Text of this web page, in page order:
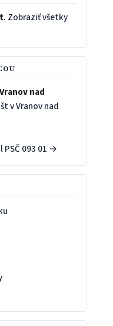
. Zobraziť všetky
Vranov nad
v Vranov nad
PSČ 093 01 →